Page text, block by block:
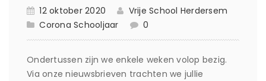
12 oktober 2020
Vrije School Herdersem
Corona Schooljaar 0
Ondertussen zijn we enkele weken volop bezig.
Via onze nieuwsbrieven trachten we jullie